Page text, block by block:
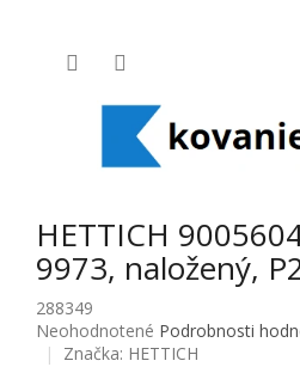
HETTICH
9973, naložený,
288349
Priemerné hodnotenie produktu je
Neohodnotené Podrobnosti
Značka: HETTICH